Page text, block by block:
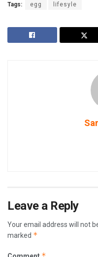
Tags: egg lifesyle
Leave a Reply
Your email address will not
marked *